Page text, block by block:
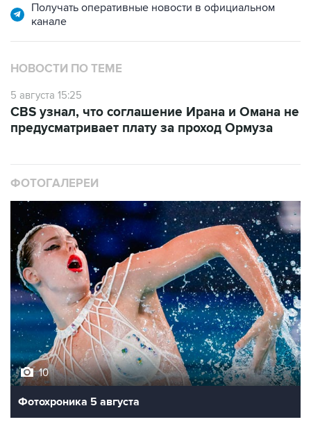
Получать оперативные новости в официальном
канале
НОВОСТИ ПО ТЕМЕ
5 августа 15:25
CBS узнал, что соглашение Ирана и Омана не
предусматривает плату за проход Ормуза
ФОТОГАЛЕРЕИ
10
Фотохроника 5 августа